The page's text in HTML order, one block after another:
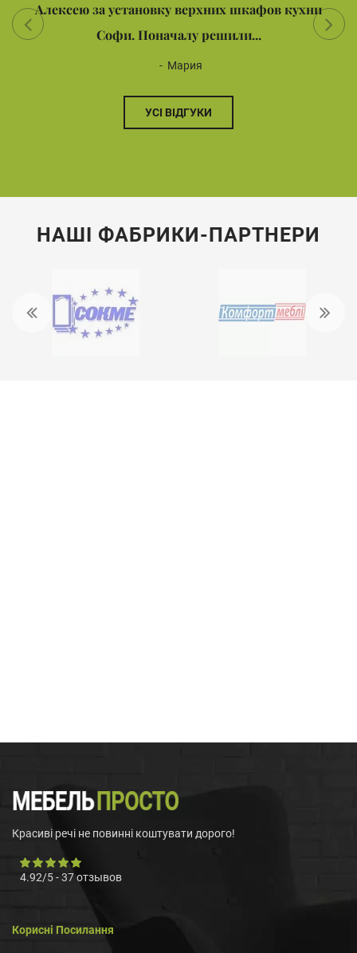
Алексею за установку верхних шкафов кухни
Софи. Поначалу решили...
Мария
УСІ ВІДГУКИ
НАШІ ФАБРИКИ-ПАРТНЕРИ
Красиві речі не повинні коштувати дорого!
4.92/5-37отзывов
Корисні Посилання